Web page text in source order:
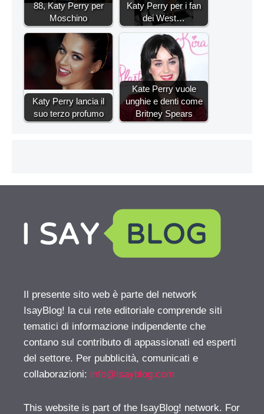
88, Katy Perry per
Moschino
Katy Perry per i fan
dei West…
Katy Perry lancia il
suo terzo profumo
Kate Perry vuole
unghie e denti come
Britney Spears
Il presente sito web è parte del network
IsayBlog! la cui rete editoriale comprende siti
tematici di informazione indipendente che
contano sul contributo di appassionati ed esperti
del settore. Per pubblicità, comunicati e
collaborazioni: info@isayblog.com
This website is part of the IsayBlog! network. For